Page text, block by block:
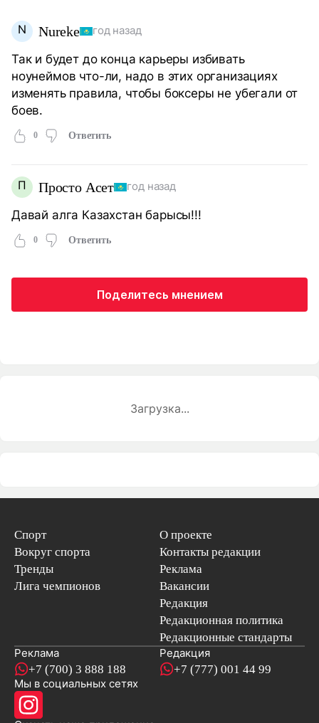
N Nureke год назад
Так и будет до конца карьеры избивать
ноунеймов что-ли, надо в этих организациях
изменять правила, чтобы боксеры не убегали от
боев.
0 Ответить
П Просто Асет год назад
Давай алга Казахстан барысы!!!
0 Ответить
Поделитесь мнением
Загрузка...
Спорт
Вокруг спорта
Тренды
Лига чемпионов
О проекте
Контакты редакции
Реклама
Вакансии
Редакция
Редакционная политика
Редакционные стандарты
Реклама
+7 (700) 3 888 188
Редакция
+7 (777) 001 44 99
Мы в социальных сетях